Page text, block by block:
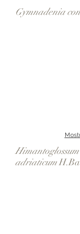
Gymnadenia
Himantoglossum
adriaticum